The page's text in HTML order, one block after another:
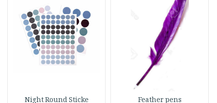
Feather pens
Night Round Sticke